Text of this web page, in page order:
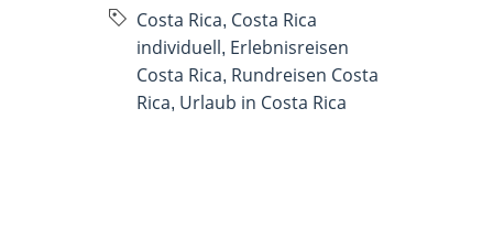
Costa Rica, Costa Rica
individuell, Erlebnisreisen
Costa Rica, Rundreisen Costa
Rica, Urlaub in Costa Rica